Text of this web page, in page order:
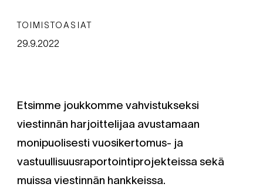
TOIMISTOASIAT
29.9.2022
Etsimme joukkomme vahvistukseksi
viestinnän harjoittelijaa avustamaan
monipuolisesti vuosikertomus- ja
vastuullisuusraportointiprojekteissa sekä
muissa viestinnän hankkeissa.